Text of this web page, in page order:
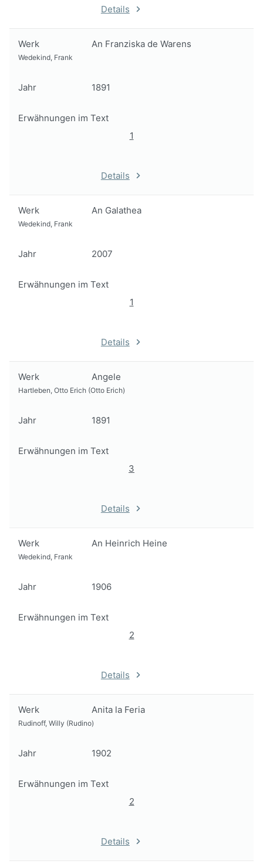
Details
Werk An Franziska de Warens
Wedekind, Frank
Jahr 1891
Erwähnungen im Text
1
Details
Werk An Galathea
Wedekind, Frank
Jahr 2007
Erwähnungen im Text
1
Details
Werk Angele
Hartleben, Otto Erich (Otto Erich)
Jahr 1891
Erwähnungen im Text
3
Details
Werk An Heinrich Heine
Wedekind, Frank
Jahr 1906
Erwähnungen im Text
2
Details
Werk Anita la Feria
Rudinoff, Willy (Rudino)
Jahr 1902
Erwähnungen im Text
2
Details